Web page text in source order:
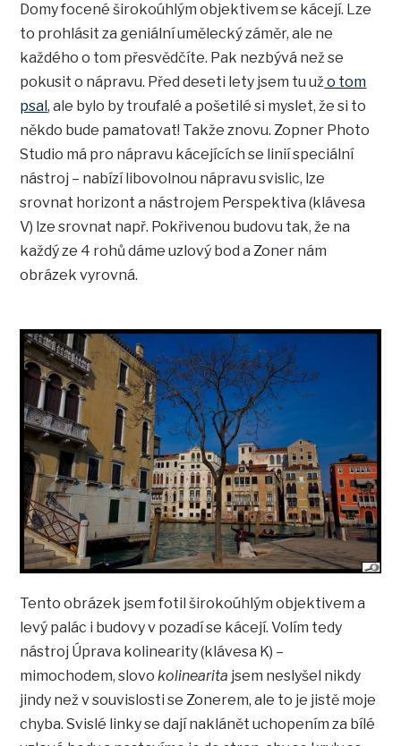
Domy focené širokoúhlým objektivem se kácejí. Lze
to prohlásit za geniální umělecký záměr, ale ne
každého o tom přesvědčíte. Pak nezbývá než se
pokusit o nápravu. Před deseti lety jsem tu užo tom
psal, ale bylo by troufalé a pošetilé si myslet, že si to
někdo bude pamatovat! Takže znovu. Zopner Photo
Studio má pro nápravu kácejících se linií speciální
nástroj – nabízí libovolnou nápravu svislic, lze
srovnat horizont a nástrojem Perspektiva (klávesa
V) lze srovnat např. Pokřivenou budovu tak, že na
každý ze 4 rohů dáme uzlový bod a Zoner nám
obrázek vyrovná.
Tento obrázek jsem fotil širokoúhlým objektivem a
levý palác i budovy v pozadí se kácejí. Volím tedy
nástroj Úprava kolinearity (klávesa K) –
mimochodem, slovokolinearita jsem neslyšel nikdy
jindy než v souvislosti se Zonerem, ale to je jistě moje
chyba. Svislé linky se dají naklánět uchopením za bílé